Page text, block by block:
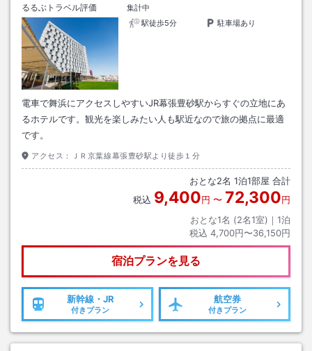
るるぶトラベル評価
集計中
駅徒歩5分
駐車場あり
電車で舞浜にアクセスしやすいJR幕張豊砂駅からすぐの立地にあ
るホテルです。観光を楽しみたい人も駅近なので旅の拠点に最適
です。
アクセス： ＪＲ京葉線幕張豊砂駅より徒歩１分
おとな2名 1泊1部屋 合計
税込 9,400円 〜 72,300円
おとな1名 (2名1室)｜ 1泊
税込 4,700円〜36,150円
宿泊プランを見る
新幹線・JR
付きプラン
航空券
付きプラン